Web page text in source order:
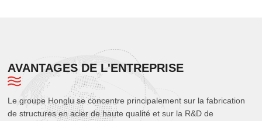
AVANTAGES DE L'ENTREPRISE
Le groupe Honglu se concentre principalement sur la fabrication
de structures en acier de haute qualité et sur la R&D de